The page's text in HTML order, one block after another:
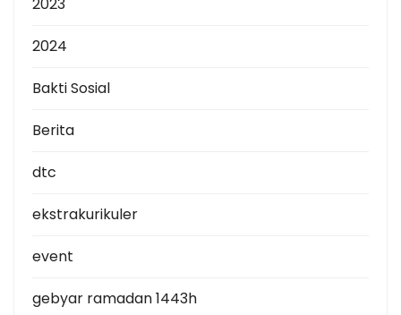
2024
Bakti Sosial
Berita
dtc
ekstrakurikuler
event
gebyar ramadan 1443h